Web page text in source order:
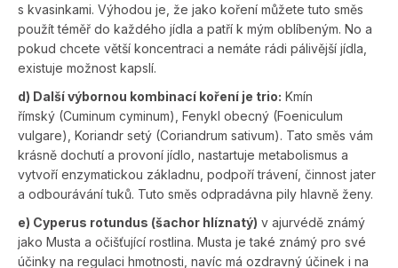
s kvasinkami. Výhodou je, že jako koření můžete tuto směs
použít téměř do každého jídla a patří k mým oblíbeným. No a
pokud chcete větší koncentraci a nemáte rádi pálivější jídla,
existuje možnost kapslí.
d) Další výbornou kombinací koření je trio: Kmín
římský (Cuminum cy­minum), Fenykl obecný (Foeniculum
vulgare), Koriandr setý (Co­riandrum sativum). Tato směs vám
krásně dochutí a provoní jídlo, nastartuje metabolismus a
vytvoří enzyma­tickou základnu, podpoří trávení, činnost jater
a odbourávání tuků. Tuto směs odpradávna pily hlavně ženy.
e) Cyperus rotundus (šachor hlíznatý) v ajurvédě známý
jako Musta a očišťující rostlina. Musta je také známý pro své
účinky na regulaci hmotnosti, navíc má ozdravný účinek i na